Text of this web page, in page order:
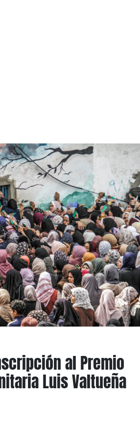
al Premio
Luis Valtueña